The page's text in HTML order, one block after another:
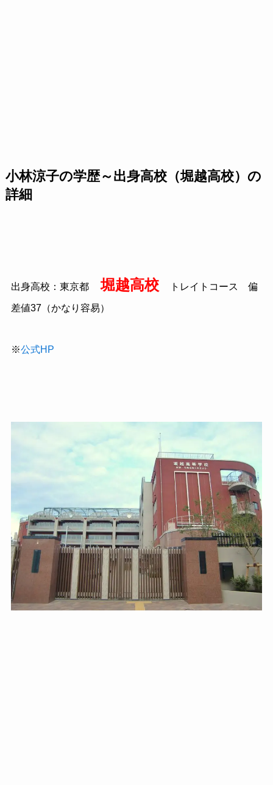
小林涼子の学歴～出身高校（堀越高校）の
詳細
出身高校：東京都 堀越高校 トレイトコース 偏
差値37（かなり容易）
※公式HP